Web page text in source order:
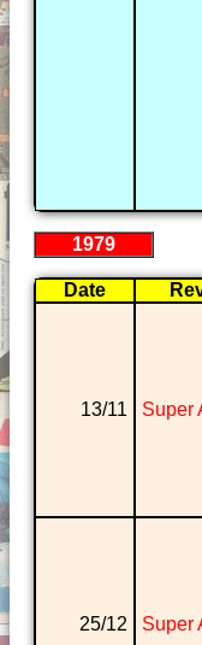
1979
Date
13/11 Super
25/12 Super